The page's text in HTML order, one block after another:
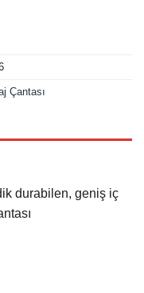
Çantası
durabilen, geniş iç